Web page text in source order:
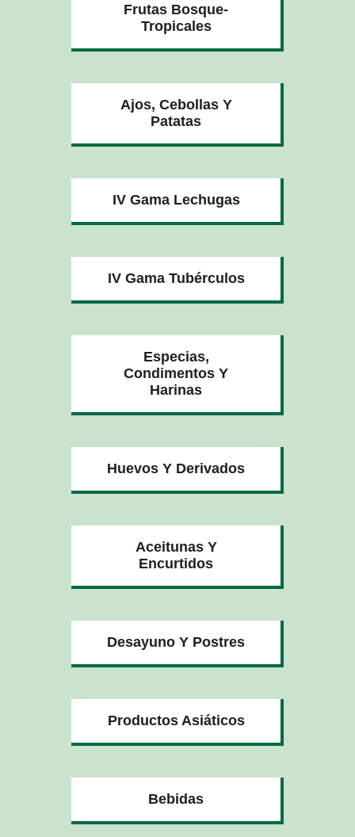
Frutas Bosque-
Tropicales
Ajos, Cebollas Y
Patatas
IV Gama Lechugas
IV Gama Tubérculos
Especias,
Condimentos Y
Harinas
Huevos Y Derivados
Aceitunas Y
Encurtidos
Desayuno Y Postres
Productos Asiáticos
Bebidas